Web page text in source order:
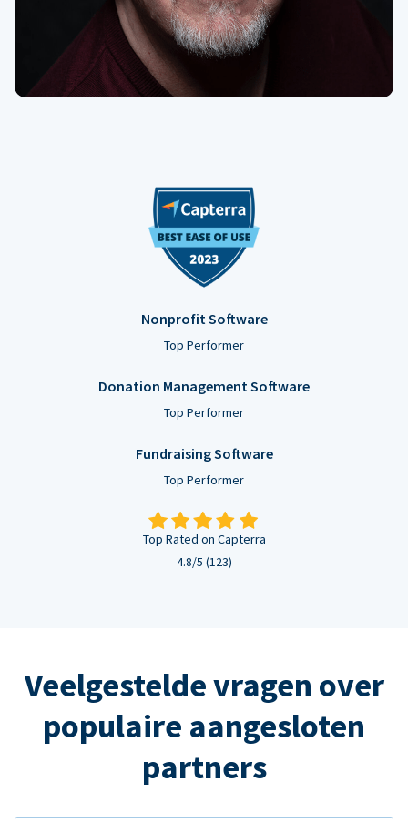
Nonprofit Software
Top Performer
Donation Management Software
Top Performer
Fundraising Software
Top Performer
Top Rated on Capterra
4.8/5 (123)
Veelgestelde vragen over
populaire aangesloten
partners